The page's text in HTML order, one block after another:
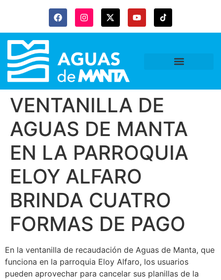
VENTANILLA DE
AGUAS DE MANTA
EN LA PARROQUIA
ELOY ALFARO
BRINDA CUATRO
FORMAS DE PAGO
En la ventanilla de recaudación de Aguas de Manta, que
funciona en la parroquia Eloy Alfaro, los usuarios
pueden aprovechar para cancelar sus planillas de la